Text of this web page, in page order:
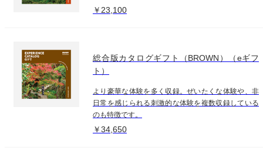
￥23,100
総合版カタログギフト（BROWN）（eギフ
ト）
より豪華な体験を多く収録。ぜいたくな体験や、非
日常を感じられる刺激的な体験を複数収録している
のも特徴です。
￥34,650